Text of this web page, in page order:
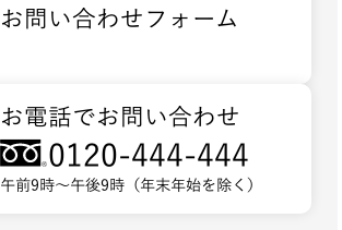
お問い合わせフォーム
お電話でお問い合わせ
0120-444-444
午前9時～午後9時（年末年始を除く）